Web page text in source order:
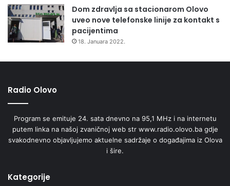
Dom zdravlja sa stacionarom Olovo
uveo nove telefonske linije za kontakt s
pacijentima
18. Januara 2022.
Radio Olovo
Program se emituje 24. sata dnevno na 95,1 MHz i na internetu
putem linka na našoj zvaničnoj web str www.radio.olovo.ba gdje
svakodnevno objavljujemo aktuelne sadržaje o događajima iz Olova
i šire.
Kategorije